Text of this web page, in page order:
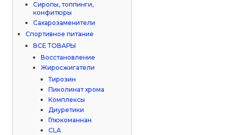
Сиропы, топпинги,
конфитюры
Сахарозаменители
Спортивное питание
ВСЕ ТОВАРЫ
Восстановление
Жиросжигатели
Тирозин
Пиколинат хрома
Комплексы
Диуретики
Глюкоманнан
CLA